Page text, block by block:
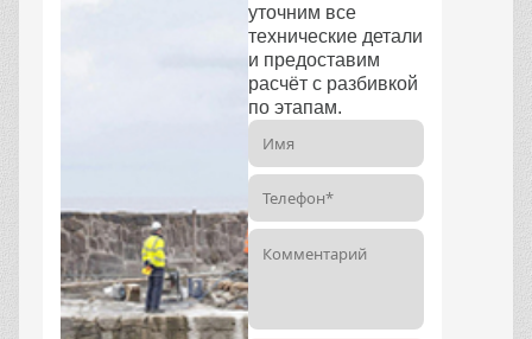
уточним все
технические детали
и предоставим
расчёт с разбивкой
по этапам.